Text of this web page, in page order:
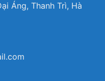
Áng, Thanh Trì, Hà